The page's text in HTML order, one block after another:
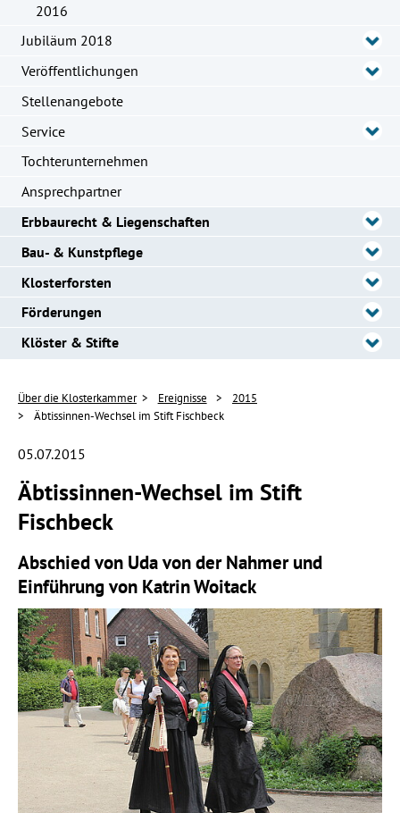
2016
Jubiläum 2018
Veröffentlichungen
Stellenangebote
Service
Tochterunternehmen
Ansprechpartner
Erbbaurecht & Liegenschaften
Bau- & Kunstpflege
Klosterforsten
Förderungen
Klöster & Stifte
Über die Klosterkammer Ereignisse
2015
Äbtissinnen-Wechsel im Stift Fischbeck
05.07.2015
Äbtissinnen-Wechsel im Stift
Fischbeck
Abschied von Uda von der Nahmer und
Einführung von Katrin Woitack